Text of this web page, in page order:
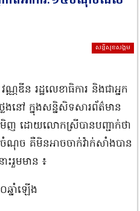
សន្តិសុខសង្គម
ណឌីន រដ្ឋលេខាធិការ និងជាអ្នក
ងនៅ ក្នុងសន្និសិទសារព័ត៌មាន
ដោយលោកស្រីបានបញ្ជាក់ថា
ណុច គឺមិនអាចចាក់វ៉ាក់សាំងបាន
រួមមាន ៖
នាំឡើង